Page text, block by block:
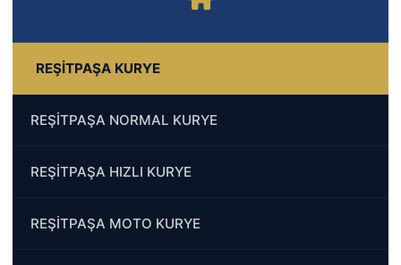
REŞİTPAŞA KURYE
REŞİTPAŞA NORMAL KURYE
REŞİTPAŞA HIZLI KURYE
REŞİTPAŞA MOTO KURYE